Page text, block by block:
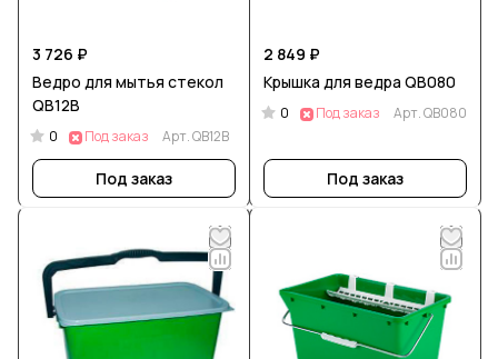
3 726 ₽
Ведро для мытья стекол
QB12B
0 Под заказ Арт.QB12B
Под заказ
2 849 ₽
Крышка для ведра QB080
0 Под заказ Арт.QB080
Под заказ